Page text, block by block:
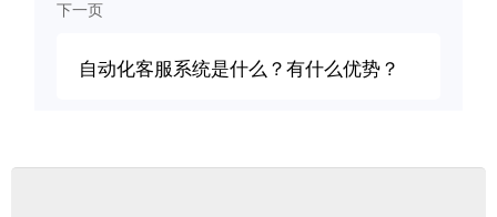
下一页
自动化客服系统是什么？有什么优势？